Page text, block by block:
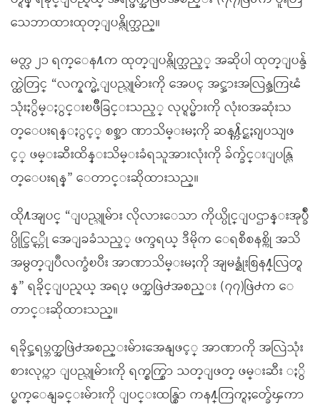
သေဘာထားထုတ္ျပန္လိုက္သည္။
မတ္လ ၂၁ ရက္ေန႔က ထုတ္ျပန္လိုက္သည့္ အဆိုပါ ထုတ္ျပန္ခ်
က္ထဲတြင္ “လက္နက္မဲ့ျပည္သူမ်ားကို အေပၚ အင္အားအလြန္အကြၽံ
သုံးႏွိမ္ႏွင္းၿဖိဳခြင္းသည့္ လုပ္ရပ္မ်ားကို လုံးဝအဆုံးသ
တ္ေပးရန္ႏွင့္ စစ္အာ ဏာသိမ္းမႈကို ဆန႔္က်င္ဆႏၵျပသျဖ
င့္ ဖမ္းဆီးထိန္းသိမ္းခံရသူအားလုံးကို ခ်က္ခ်င္းျပန္လြ
တ္ေပးရန္” ေတာင္းဆိုထားသည္။
ထို႔အျပင္ “ျပည္သူမ်ား လိုလားေသာ ကိုယ္ပိုင္ျပဌာန္းအုပ္ခ်ဳ
ပ္ပိုင္ခြင့္ကို အေျခခံသည့္ ဖက္ဒရယ္ ဒီမိုက ေရစီစနစ္ကို အသိ
အမွတ္ျပဳလက္ခံၿပီး အာဏာသိမ္းမႈကို အျမန္ဆုံးစြန႔္လြတ္ရ
န္” ရခိုင္ျပည္နယ္ အရပ္ ဖက္အဖြဲ႕အစည္း (၇၇)ဖြဲ႕က ေ
တာင္းဆိုထားသည္။
ရခိုင္အရပ္ဘက္အဖြဲ႕အစည္းမ်ားအေနျဖင့္ အာဏာကို အလြဲသုံး
စားလုပ္ကာ ျပည္သူမ်ားကို ရက္စက္စြာ သတ္ျဖတ္ ဖမ္းဆီး ႏွိ
ပ္စက္ေနျခင္းမ်ားကို ျပင္းထန္စြာ ကန႔္ကြက္ရႈတ္ခ်ေၾကာ